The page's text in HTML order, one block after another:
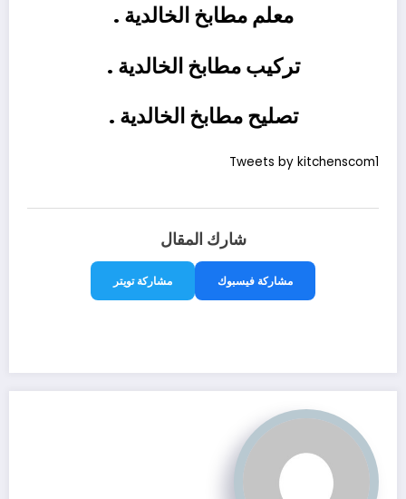
معلم مطابخ الخالدية .
تركيب مطابخ الخالدية .
تصليح مطابخ الخالدية .
Tweets by kitchenscom1
شارك المقال
مشاركة فيسبوك مشاركة تويتر